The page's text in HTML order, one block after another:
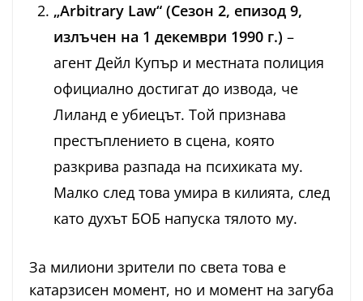
„Arbitrary Law“ (Сезон 2, епизод 9,
излъчен на 1 декември 1990 г.) –
агент Дейл Купър и местната полиция
официално достигат до извода, че
Лиланд е убиецът. Той признава
престъплението в сцена, която
разкрива разпада на психиката му.
Малко след това умира в килията, след
като духът БОБ напуска тялото му.
За милиони зрители по света това е
катарзисен момент, но и момент на загуба